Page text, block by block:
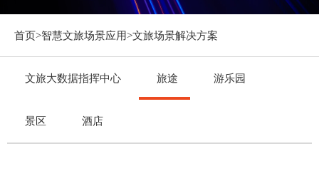
首页>智慧文旅场景应用>文旅场景解决方案
文旅大数据指挥中心 旅途 游乐园
景区 酒店